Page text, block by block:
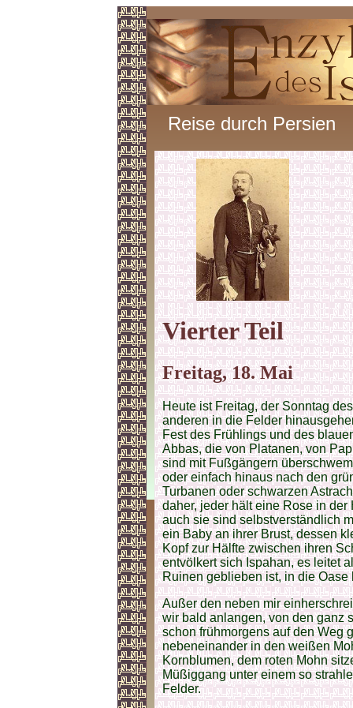
Reise durch Persien
VierterTeil
Freitag, 18. Mai
Heute ist Freitag, der Sonntag
anderen in die Felder
Fest des Frühlings und des
Abbas, die von Platanen, von
sind mit Fußgängern
oder einfach hinaus nach den
Turbanen oder schwarzen
daher, jeder hält eine Rose in
auch sie sind selbstverständlich
ein Baby an ihrer Brust, dessen
Kopf zur Hälfte zwischen ihren
entvölkert sich Ispahan, es leitet
Ruinen geblieben ist, in die Oase
Außer den neben mir
wir bald anlangen, von den ganz
schon frühmorgens auf den Weg
nebeneinander in den weißen
Kornblumen, dem roten Mohn
Müßiggang unter einem so
Felder.